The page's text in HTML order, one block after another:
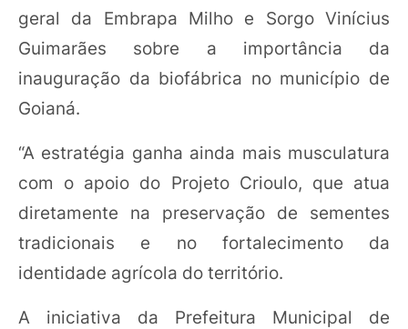
geral da Embrapa Milho e Sorgo Vinícius
Guimarães sobre a importância da
inauguração da biofábrica no município de
Goianá.
“A estratégia ganha ainda mais musculatura
com o apoio do Projeto Crioulo, que atua
diretamente na preservação de sementes
tradicionais e no fortalecimento da
identidade agrícola do território.
A iniciativa da Prefeitura Municipal de